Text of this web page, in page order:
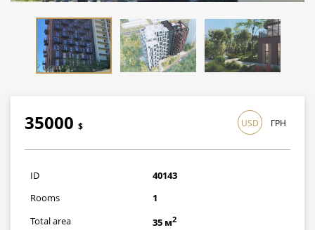
35000 $
1015000грн
USD ГРН
ID
40143
Rooms
1
Total area
35 м2